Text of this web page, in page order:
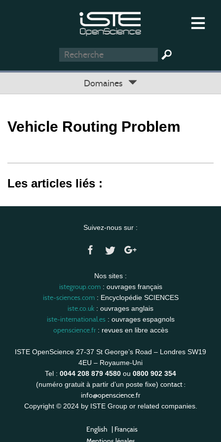
Domaines
Vehicle Routing Problem
Les articles liés :
Suivez-nous sur :
Nos sites :
istegroup.com: ouvrages français
iste-sciences.com: Encyclopédie SCIENCES
iste.co.uk : ouvrages anglais
iste-international.es: ouvrages espagnols
openscience.fr: revues en libre accès
ISTE OpenScience 27-37 St George’s Road – Londres SW19
4EU – Royaume-Uni
Tel : 0044 208 879 4580 ou 0800 902 354
(numéro gratuit à partir d’un poste fixe) contact :
info@openscience.fr
Copyright © 2024 by ISTE Group or related companies.
English | Français